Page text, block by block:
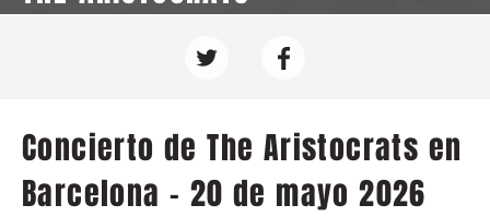
Concierto de The Aristocrats en
Barcelona - 20 de mayo 2026